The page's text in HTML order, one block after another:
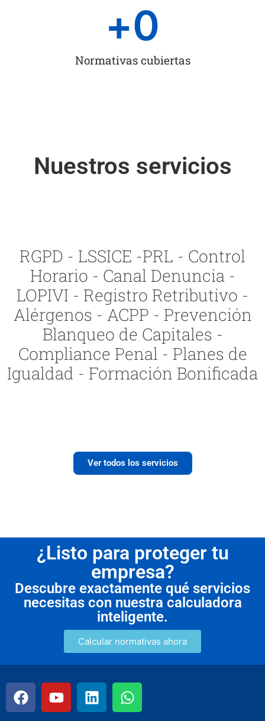
Normativas cubiertas
+0
Nuestros servicios
RGPD - LSSICE -PRL - Control
Horario - Canal Denuncia -
LOPIVI - Registro Retributivo -
Alérgenos - ACPP - Prevención
Blanqueo de Capitales -
Compliance Penal - Planes de
Igualdad - Formación Bonificada
Ver todos los servicios
¿Listo para proteger tu
empresa?
Descubre exactamente qué servicios
necesitas con nuestra calculadora
inteligente.
Calcular normativas ahora